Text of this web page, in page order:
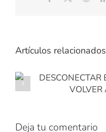
Artículos relacionados
3 TIPS
Deja tu comentario